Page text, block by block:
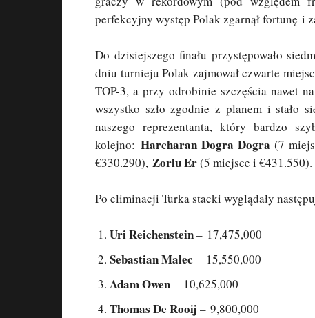
perfekcyjny występ Polak zgarnął fortunę i
Do dzisiejszego finału przystępowało
dniu turnieju Polak zajmował czwarte
TOP-3, a przy odrobinie szczęścia nawet
wszystko szło zgodnie z planem i stało
naszego reprezentanta, który bardzo
kolejno: Harcharan Dogra Dogra (7
€330.290), Zorlu Er(5 miejsce i
Po eliminacji Turka stacki wyglądały
Uri Reichenstein– 17,475,000
Sebastian Malec – 15,550,000
Adam Owen– 10,625,000
Thomas De Rooij – 9,800,000